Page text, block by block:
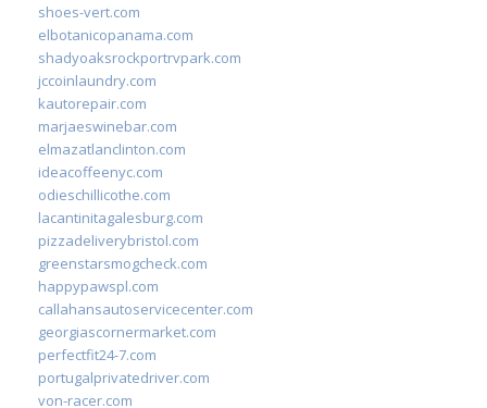
shoes-vert.com
elbotanicopanama.com
shadyoaksrockportrvpark.com
jccoinlaundry.com
kautorepair.com
marjaeswinebar.com
elmazatlanclinton.com
ideacoffeenyc.com
odieschillicothe.com
lacantinitagalesburg.com
pizzadeliverybristol.com
greenstarsmogcheck.com
happypawspl.com
callahansautoservicecenter.com
georgiascornermarket.com
perfectfit24-7.com
portugalprivatedriver.com
von-racer.com